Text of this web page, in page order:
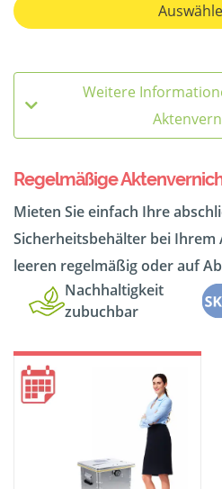
Weitere
Regelmäßige
Mieten Sie einfach Ihre
Sicherheitsbehälter bei
leeren regelmäßig oder auf
Nachhaltigkeit
zubuchbar